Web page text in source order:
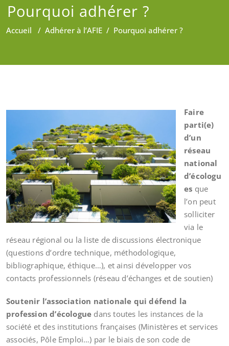
Pourquoi adhérer ?
Accueil / Adhérer à l’AFIE / Pourquoi adhérer ?
Faire
parti(e)
d’un
réseau
national
d’écologu
es que
l’on peut
solliciter
via le
réseau régional ou la liste de discussions électronique
(questions d’ordre technique, méthodologique,
bibliographique, éthique…), et ainsi développer vos
contacts professionnels (réseau d’échanges et de soutien)
Soutenir l’association nationale qui défend la
profession d’écologue dans toutes les instances de la
société et des institutions françaises (Ministères et services
associés, Pôle Emploi…) par le biais de son code de